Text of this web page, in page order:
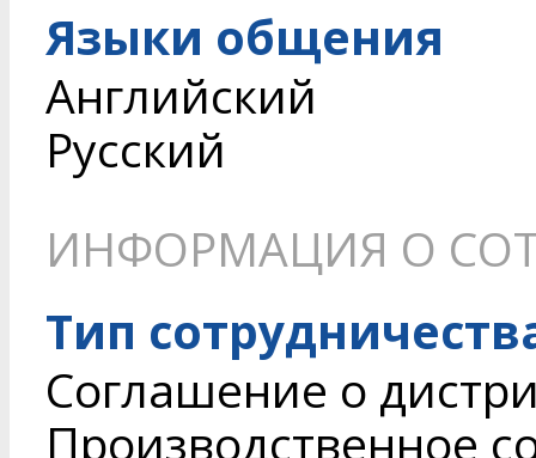
Языки общения
Английский
Русский
ИНФОРМАЦИЯ О
Тип
Соглашение о
Производственное